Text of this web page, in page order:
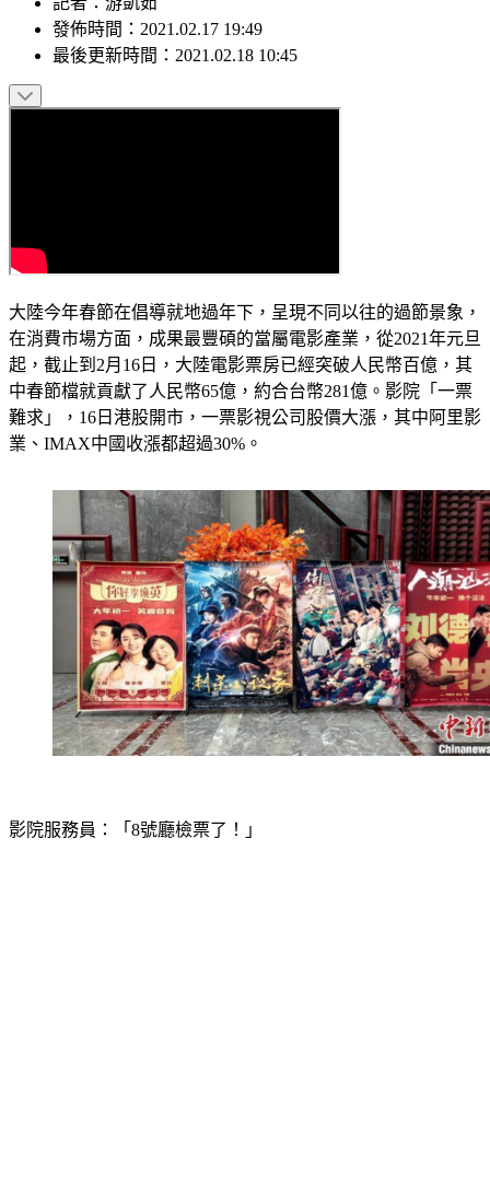
發佈時間： 2021.02.17 19:49
最後更新時間： 2021.02.18 10:45
大陸今年春節在倡導就地過年下，呈現不同以往的過節景象，
在消費市場方面，成果最豐碩的當屬電影產業，從2021年元旦
起，截止到2月16日，大陸電影票房已經突破人民幣百億，其
中春節檔就貢獻了人民幣65億，約合台幣281億。影院「一票
難求」，16日港股開市，一票影視公司股價大漲，其中阿里影
業、IMAX中國收漲都超過30%。
影院服務員：「8號廳檢票了！」